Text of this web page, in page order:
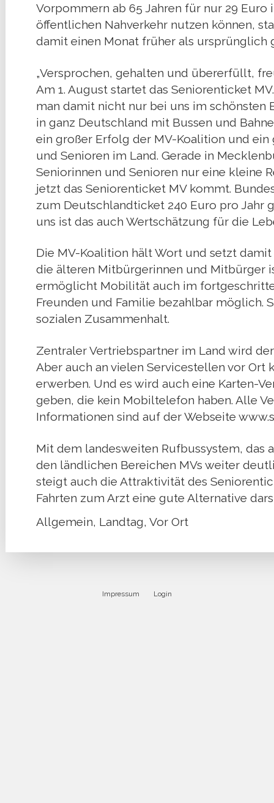
Vorpommern ab 65 Jahren für nur 29
öffentlichen Nahverkehr nutzen können,
damit einen Monat früher als ursprünglich
„Versprochen, gehalten und übererfüllt,
Am 1. August startet das Seniorenticket
man damit nicht nur bei uns im schönsten
in ganz Deutschland mit Bussen und
ein großer Erfolg der MV-Koalition und
und Senioren im Land. Gerade in
Seniorinnen und Senioren nur eine kleine
jetzt das Seniorenticket MV kommt.
zum Deutschlandticket 240 Euro pro Jahr
uns ist das auch Wertschätzung für die
Die MV-Koalition hält Wort und setzt
die älteren Mitbürgerinnen und Mitbürger
ermöglicht Mobilität auch im
Freunden und Familie bezahlbar möglich.
sozialen Zusammenhalt.
Zentraler Vertriebspartner im Land wird
Aber auch an vielen Servicestellen vor Ort
erwerben. Und es wird auch eine Karten-
geben, die kein Mobiltelefon haben. Alle
Informationen sind auf der Webseite
Mit dem landesweiten Rufbussystem, das
den ländlichen Bereichen MVs weiter
steigt auch die Attraktivität des
Fahrten zum Arzt eine gute Alternative
Allgemein, Landtag, Vor Ort
Impressum Login